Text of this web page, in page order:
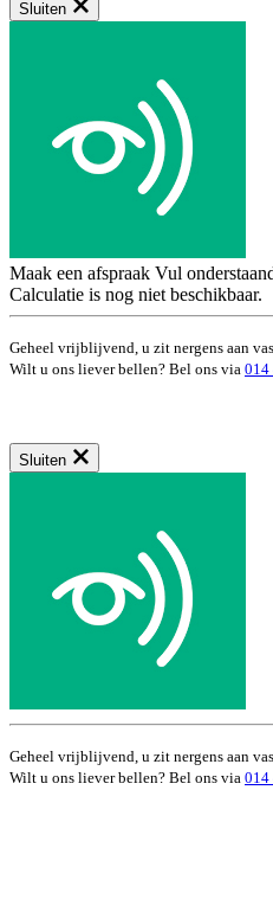
Sluiten
Maak een afspraak Vul
Calculatie is nog niet beschikbaar.
Geheel vrijblijvend, u zit nergens aan
Wilt u ons liever bellen? Bel ons via 014
Sluiten
Geheel vrijblijvend, u zit nergens aan
Wilt u ons liever bellen? Bel ons via 014